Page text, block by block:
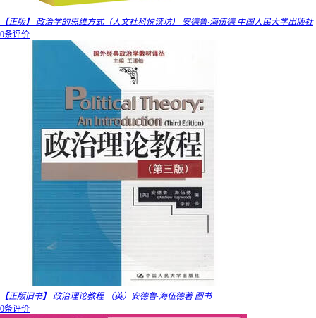
【正版】 政治学的思维方式（人文社科悦读坊） 安德鲁·海伍德 中国人民大学出版社
0条评价
【正版旧书】 政治理论教程 （英）安德鲁·海伍德著 图书
0条评价